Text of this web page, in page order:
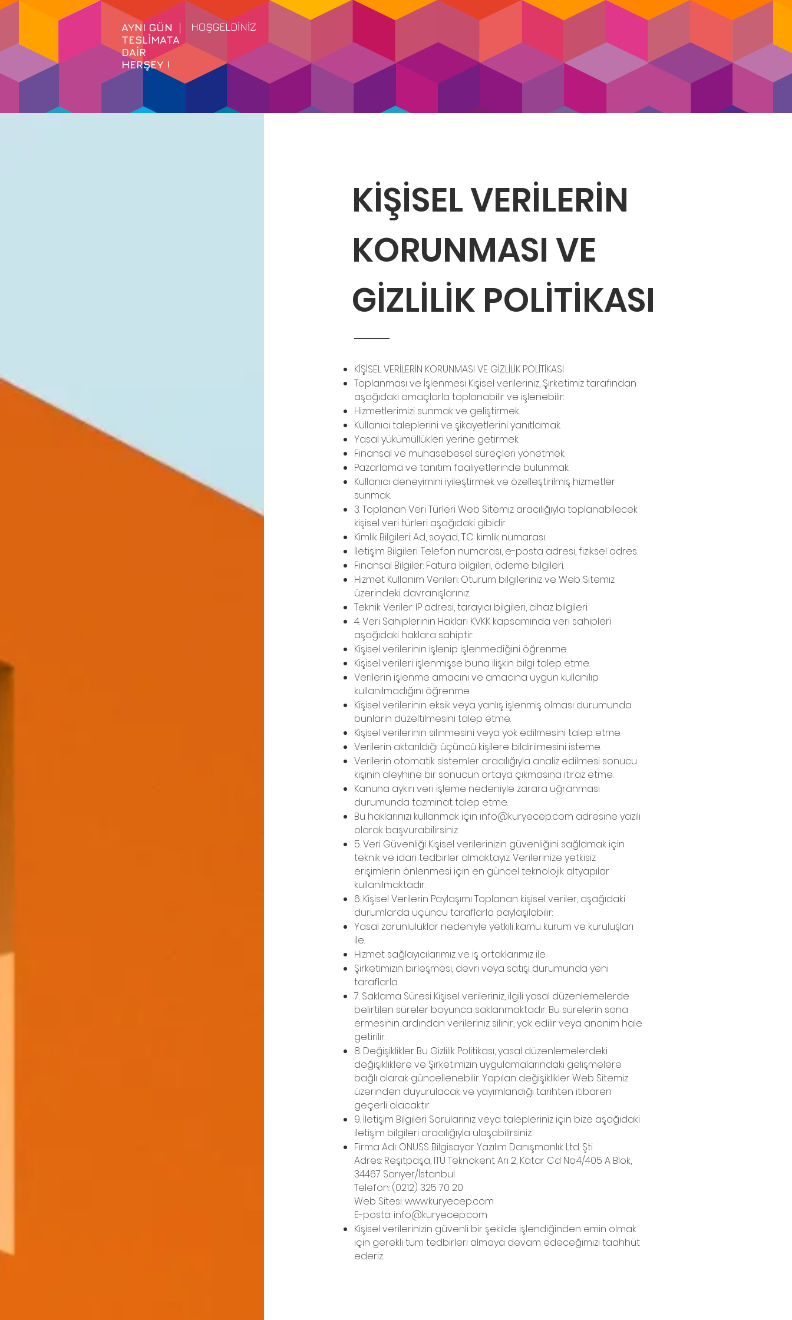
AYNI GÜN
TESLİMATA
DAİR
HERŞEY !
HOŞGELDİNİZ
KİŞİSEL VERİLERİN
KORUNMASI VE
GİZLİLİK POLİTİKASI
KİŞİSEL VERİLERİN KORUNMASI VE GİZLİLİK POLİTİKASI
Toplanması ve İşlenmesi Kişisel verileriniz, Şirketimiz tarafından
aşağıdaki amaçlarla toplanabilir ve işlenebilir:
Hizmetlerimizi sunmak ve geliştirmek.
Kullanıcı taleplerini ve şikayetlerini yanıtlamak.
Yasal yükümüllükleri yerine getirmek.
Finansal ve muhasebesel süreçleri yönetmek.
Pazarlama ve tanıtım faaliyetlerinde bulunmak.
Kullanıcı deneyimini iyileştirmek ve özelleştirilmiş hizmetler
sunmak.
3. Toplanan Veri Türleri Web Sitemiz aracılığıyla toplanabilecek
kişisel veri türleri aşağıdaki gibidir:
Kimlik Bilgileri: Ad, soyad, T.C. kimlik numarası.
İletişim Bilgileri: Telefon numarası, e-posta adresi, fiziksel adres.
Finansal Bilgiler: Fatura bilgileri, ödeme bilgileri.
Hizmet Kullanım Verileri: Oturum bilgileriniz ve Web Sitemiz
üzerindeki davranışlarınız.
Teknik Veriler: IP adresi, tarayıcı bilgileri, cihaz bilgileri.
4. Veri Sahiplerinin Hakları KVKK kapsamında veri sahipleri
aşağıdaki haklara sahiptir:
Kişisel verilerinin işlenip işlenmediğini öğrenme.
Kişisel verileri işlenmişse buna ilişkin bilgi talep etme.
Verilerin işlenme amacını ve amacına uygun kullanılıp
kullanılmadığını öğrenme.
Kişisel verilerinin eksik veya yanlış işlenmiş olması durumunda
bunların düzeltilmesini talep etme.
Kişisel verilerinin silinmesini veya yok edilmesini talep etme.
Verilerin aktarıldığı üçüncü kişilere bildirilmesini isteme.
Verilerin otomatik sistemler aracılığıyla analiz edilmesi sonucu
kişinin aleyhine bir sonucun ortaya çıkmasına itiraz etme.
Kanuna aykırı veri işleme nedeniyle zarara uğranması
durumunda tazminat talep etme.
Bu haklarınızı kullanmak için info@kuryecep.com adresine yazılı
olarak başvurabilirsiniz.
5. Veri Güvenliği Kişisel verilerinizin güvenliğini sağlamak için
teknik ve idari tedbirler almaktayız. Verilerinize yetkisiz
erişimlerin önlenmesi için en güncel teknolojik altyapılar
kullanılmaktadır.
6. Kişisel Verilerin Paylaşımı Toplanan kişisel veriler, aşağıdaki
durumlarda üçüncü taraflarla paylaşılabilir:
Yasal zorunluluklar nedeniyle yetkili kamu kurum ve kuruluşları
ile.
Hizmet sağlayıcılarımız ve iş ortaklarımız ile.
Şirketimizin birleşmesi, devri veya satışı durumunda yeni
taraflarla.
7. Saklama Süresi Kişisel verileriniz, ilgili yasal düzenlemelerde
belirtilen süreler boyunca saklanmaktadır. Bu sürelerin sona
ermesinin ardından verileriniz silinir, yok edilir veya anonim hale
getirilir.
8. Değişiklikler Bu Gizlilik Politikası, yasal düzenlemelerdeki
değişikliklere ve Şirketimizin uygulamalarındaki gelişmelere
bağlı olarak güncellenebilir. Yapılan değişiklikler Web Sitemiz
üzerinden duyurulacak ve yayımlandığı tarihten itibaren
geçerli olacaktır.
9. İletişim Bilgileri Sorularınız veya talepleriniz için bize aşağıdaki
iletişim bilgileri aracılığıyla ulaşabilirsiniz:
Firma Adı: ONUSS Bilgisayar Yazılım Danışmanlık Ltd. Şti.
Adres: Reşitpaşa, İTÜ Teknokent Arı 2, Katar Cd No:4/405 A Blok,
34467 Sarıyer/İstanbul
Telefon: (0212) 325 70 20
Web Sitesi: www.kuryecep.com
E-posta: info@kuryecep.com
Kişisel verilerinizin güvenli bir şekilde işlendiğinden emin olmak
için gerekli tüm tedbirleri almaya devam edeceğimizi taahhüt
ederiz.